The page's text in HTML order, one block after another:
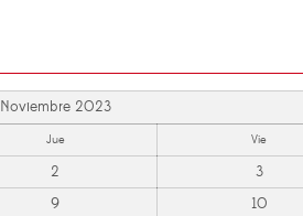
Noviembre 2023
Jue Vie
2 3
9 10